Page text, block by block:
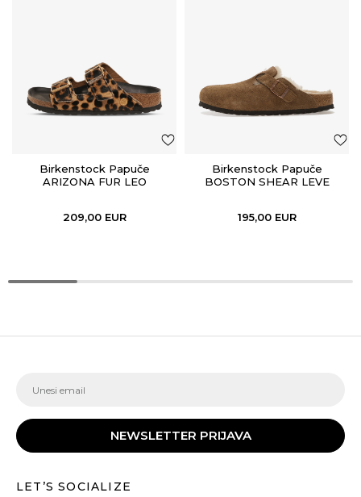
Birkenstock Papuče
ARIZONA FUR LEO
209,00 EUR
Birkenstock Papuče
BOSTON SHEAR LEVE
195,00 EUR
NEWSLETTER PRIJAVA
LET’S SOCIALIZE